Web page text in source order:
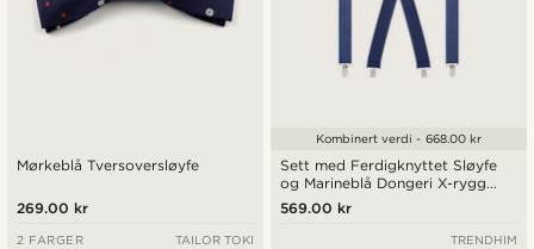
Mørkeblå Tversoversløyfe
269.00 kr
2 FARGER TAILOR TOKI
Sett med Ferdigknyttet Sløyfe
og Marineblå Dongeri X-rygg
Bukseseler med Clip-on
569.00 kr
Kombinert verdi - 668.00 kr
TRENDHIM